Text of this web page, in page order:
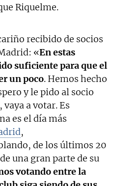
Riquelme.
recibido de socios
«En estas
suficiente para que el
un poco. Hemos hecho
y le pido al socio
a votar. Es
es el día más
,
de los últimos 20
una gran parte de su
votando entre la